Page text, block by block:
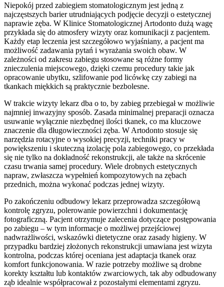
Niepokój przed zabiegiem stomatologicznym jest jedną z
najczęstszych barier utrudniających podjęcie decyzji o estetycznej
naprawie zęba. W Klinice Stomatologicznej Artodonto dużą wagę
przykłada się do atmosfery wizyty oraz komunikacji z pacjentem.
Każdy etap leczenia jest szczegółowo wyjaśniany, a pacjent ma
możliwość zadawania pytań i wyrażania swoich obaw. W
zależności od zakresu zabiegu stosowane są różne formy
znieczulenia miejscowego, dzięki czemu procedury takie jak
opracowanie ubytku, szlifowanie pod licówkę czy zabiegi na
tkankach miękkich są praktycznie bezbolesne.
W trakcie wizyty lekarz dba o to, by zabieg przebiegał w możliwie
najmniej inwazyjny sposób. Zasada minimalnej preparacji oznacza
usuwanie wyłącznie niezbędnej ilości tkanek, co ma kluczowe
znaczenie dla długowieczności zęba. W Artodonto stosuje się
narzędzia rotacyjne o wysokiej precyzji, techniki pracy w
powiększeniu i skuteczną izolację pola zabiegowego, co przekłada
się nie tylko na dokładność rekonstrukcji, ale także na skrócenie
czasu trwania samej procedury. Wiele drobnych estetycznych
napraw, zwłaszcza wypełnień kompozytowych na zębach
przednich, można wykonać podczas jednej wizyty.
Po zakończeniu odbudowy lekarz przeprowadza szczegółową
kontrolę zgryzu, polerowanie powierzchni i dokumentację
fotograficzną. Pacjent otrzymuje zalecenia dotyczące postępowania
po zabiegu – w tym informacje o możliwej przejściowej
nadwrażliwości, wskazówki dietetyczne oraz zasady higieny. W
przypadku bardziej złożonych rekonstrukcji umawiana jest wizyta
kontrolna, podczas której oceniana jest adaptacja tkanek oraz
komfort funkcjonowania. W razie potrzeby możliwe są drobne
korekty kształtu lub kontaktów zwarciowych, tak aby odbudowany
ząb idealnie współpracował z pozostałymi elementami zgryzu.